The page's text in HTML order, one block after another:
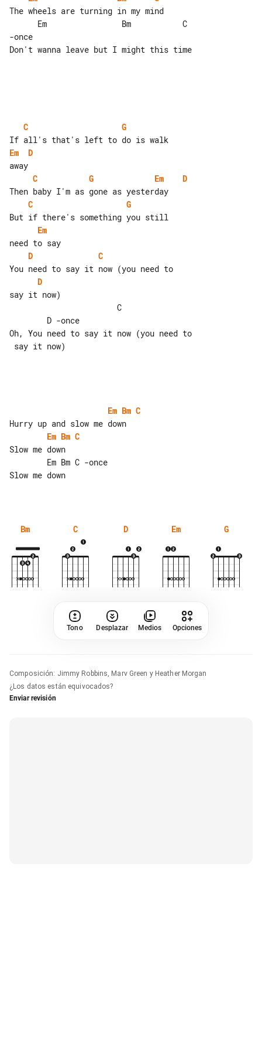
The wheels are turning in my mind
-once
Don't wanna leave but I might this time
C
G
Em
D
C
G Em
D
C
G
Em
D
C
D
say it now)
Oh, You need to say it now (you need to
Em Bm C
Em Bm C
Slow me down
Slow me down
Bm C D Em G
Tono Desplazar Medios Opciones
Composición: Jimmy Robbins, Marv Green y Heather Morgan
¿Los datos están equivocados?
Enviar revisión